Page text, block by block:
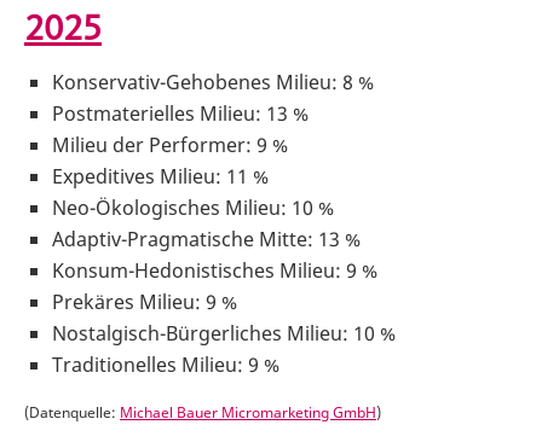
2025
Konservativ-Gehobenes Milieu: 8 %
Postmaterielles Milieu: 13 %
Milieu der Performer: 9 %
Expeditives Milieu: 11 %
Neo-Ökologisches Milieu: 10 %
Adaptiv-Pragmatische Mitte: 13 %
Konsum-Hedonistisches Milieu: 9 %
Prekäres Milieu: 9 %
Nostalgisch-Bürgerliches Milieu: 10 %
Traditionelles Milieu: 9 %
(Datenquelle: Michael Bauer Micromarketing GmbH)